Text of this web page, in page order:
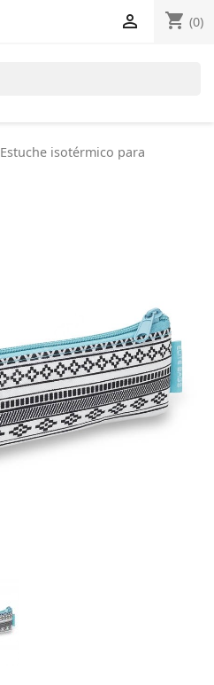
shopping_cart (0)

Estuche isotérmico para